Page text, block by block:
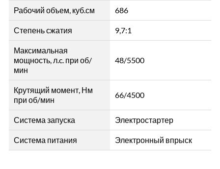
Рабочий объем, куб.см 686
Степень сжатия 9,7:1
Максимальная
мощность, л.c. при об/
мин
48/5500
Крутящий момент, Нм
при об/мин
66/4500
Система запуска Электростартер
Система питания Электронный впрыск